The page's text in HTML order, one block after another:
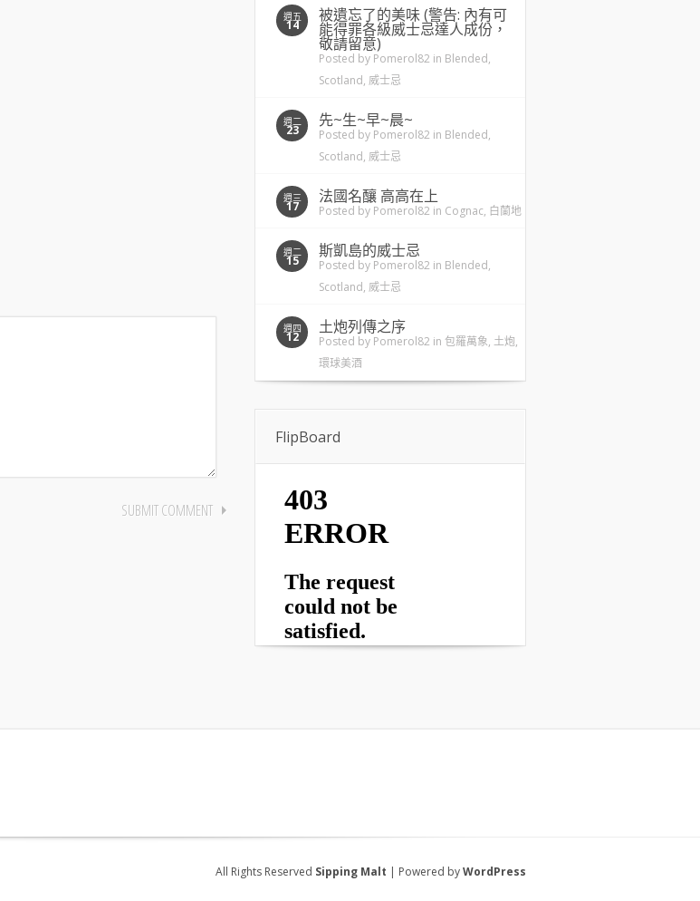
週五
14
被遺忘了的美味 (警告: 內有可
能得罪各級威士忌達人成份，
敬請留意)
Posted by Pomerol82 in Blended,
Scotland, 威士忌
週二
23
先~生~早~晨~
Posted by Pomerol82 in Blended,
Scotland, 威士忌
週三
17
法國名釀 高高在上
Posted by Pomerol82 in Cognac, 白蘭地
週二
15
斯凱島的威士忌
Posted by Pomerol82 in Blended,
Scotland, 威士忌
週四
12
土炮列傳之序
Posted by Pomerol82 in 包羅萬象, 土炮,
環球美酒
FlipBoard
All Rights Reserved Sipping Malt | Powered byWordPress